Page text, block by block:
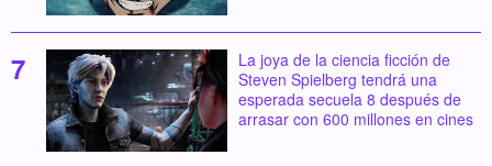
La joya de la ciencia ficción de
Steven Spielberg tendrá una
esperada secuela 8 después de
arrasar con 600 millones en cines